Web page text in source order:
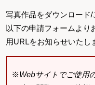
写真作品をダウンロード
以下の申請フォームより
用URLをお知らせいたし
※Webサイトでご使用